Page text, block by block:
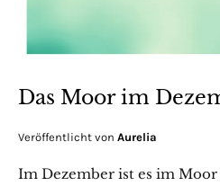
Das Moor im
Veröffentlicht von Aurelia
Im Dezember ist es im